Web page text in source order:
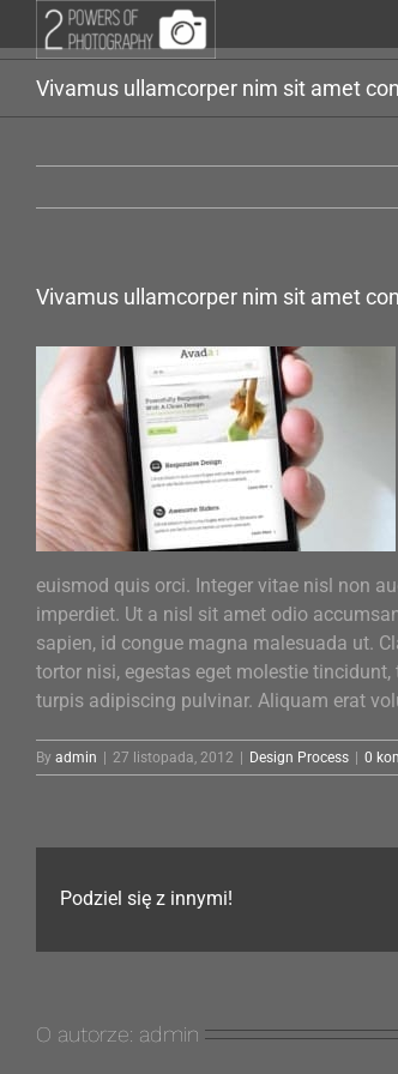
Przejdź
Vivamus ullamcorper nim sit amet
Vivamus ullamcorper nim sit amet
euismod quis orci. Integer vitae nisl non
imperdiet. Ut a nisl sit amet odio
sapien, id congue magna malesuada ut.
tortor nisi, egestas eget molestie
turpis adipiscing pulvinar. Aliquam erat
By admin 27 listopada, 2012 Design Process 0
Podziel się z innymi!
O autorze: admin